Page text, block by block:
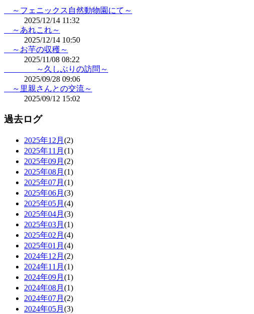
～フェニックス自然動物園にて～
2025/12/14 11:32
～あれこれ～
2025/12/14 10:50
～お芋の収穫～
2025/11/08 08:22
～久しぶりの訪問～
2025/09/28 09:06
～里親さんとの交流～
2025/09/12 15:02
過去ログ
2025年12月 (2)
2025年11月 (1)
2025年09月 (2)
2025年08月 (1)
2025年07月 (1)
2025年06月 (3)
2025年05月 (4)
2025年04月 (3)
2025年03月 (1)
2025年02月 (4)
2025年01月 (4)
2024年12月 (2)
2024年11月 (1)
2024年09月 (1)
2024年08月 (1)
2024年07月 (2)
2024年05月 (3)